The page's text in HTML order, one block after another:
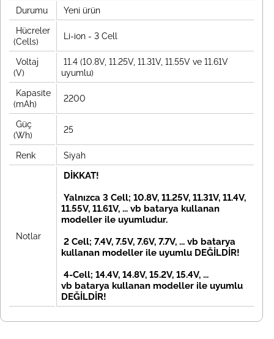
Durumu Yeni ürün
Hücreler
(Cells)
Li-ion - 3 Cell
Voltaj
(V)
11.4 (10.8V, 11.25V, 11.31V, 11.55V ve 11.61V
uyumlu)
Kapasite
(mAh)
2200
Güç
(Wh)
25
Renk Siyah
Notlar
DİKKAT!
Yalnızca 3 Cell; 10.8V, 11.25V, 11.31V, 11.4V,
11.55V, 11.61V, ... vb batarya kullanan
modeller ile uyumludur.
2 Cell; 7.4V, 7.5V, 7.6V, 7.7V, ... vb batarya
kullanan modeller ile uyumlu DEĞİLDİR!
4-Cell; 14.4V, 14.8V, 15.2V, 15.4V, ...
vb batarya kullanan modeller ile uyumlu
DEĞİLDİR!